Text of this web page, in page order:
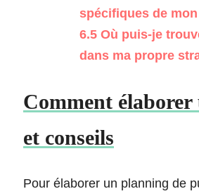
spécifiques de
6.5 Où puis-je
dans ma propre
Comment
et conseils
Pour élaborer un planning de